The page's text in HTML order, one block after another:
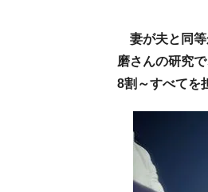
妻が夫と同
磨さんの研究
8割～すべてを